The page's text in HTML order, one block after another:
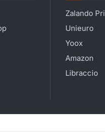
Zalando
Unieuro
Yoox
Amazon
Libraccio